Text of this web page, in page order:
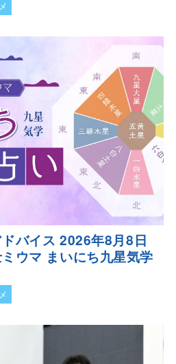
バイス 2026年8月8日
ミウマ まいにち九星気学